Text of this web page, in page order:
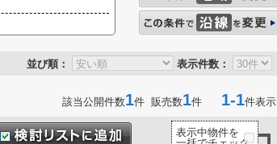
並び順： 表示件数：
該当公開件数1件 販売数1件 1-1件表示
表示中物件を